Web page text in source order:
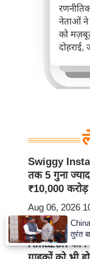
नेताओं ने
को
दोहराई,
करता है।
Swiggy
तक 5 गुना
₹10,000 करोड़
Aug 06, 2026
US
Amazon को
तुरंत
Misri,
हुई